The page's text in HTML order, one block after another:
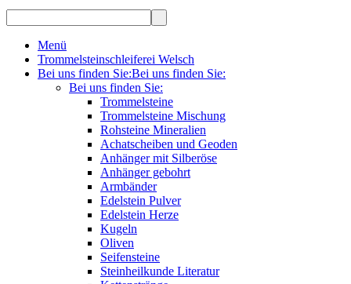
Menü
Trommelsteinschleiferei Welsch
Bei uns finden Sie:Bei uns finden Sie:
Bei uns finden Sie:
Trommelsteine
Trommelsteine Mischung
Rohsteine Mineralien
Achatscheiben und Geoden
Anhänger mit Silberöse
Anhänger gebohrt
Armbänder
Edelstein Pulver
Edelstein Herze
Kugeln
Oliven
Seifensteine
Steinheilkunde Literatur